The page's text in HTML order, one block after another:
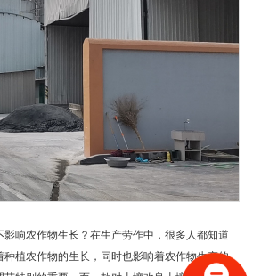
响农作物生长？在生产劳作中，很多人都知道
植农作物的生长，同时也影响着农作物生产的